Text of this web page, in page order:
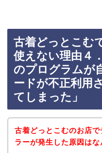
古着どっとこむ
使えない理由４
のプログラムが
ードが不正利用
てしまった」
古着どっとこむのお店
ラーが発生した原因はな